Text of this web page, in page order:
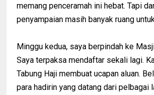
memang penceramah ini hebat. Tapi
penyampaian masih banyak ruang
Minggu kedua, saya berpindah ke
Saya terpaksa mendaftar sekali lagi.
Tabung Haji membuat ucapan aluan.
para hadirin yang datang dari pelbagai